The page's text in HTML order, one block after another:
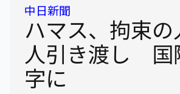
中日新聞
ハマス、拘束の
人引き渡し 国
字に